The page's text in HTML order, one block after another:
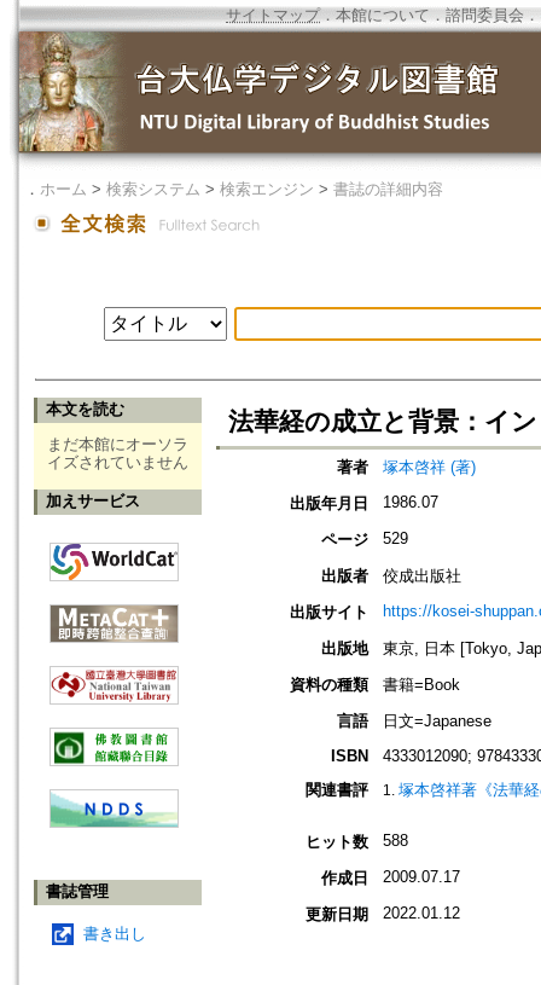
サイトマップ．本館について ． 諮問委員会 ．
． ホーム > 検索システム > 検索エンジン > 書誌の詳細内容
本文を読む
まだ本館にオーソラ
イズされていません
加えサービス
書誌管理
書き出し
法華経の成立と背景：イ
著者
塚本啓祥 (著)
出版年月日
1986.07
ページ 529
出版者
佼成出版社
出版サイト
https://kosei-
出版地
東京, 日本 [Tokyo,
資料の種類
書籍=Book
言語
日文=Japanese
ISBN
4333012090;
関連書評
塚本啓祥著《法華
ヒット数 588
作成日 2009.07.17
更新日期 2022.01.12